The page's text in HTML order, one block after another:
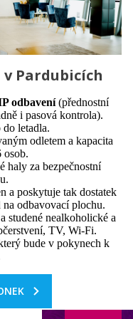
Pardubicích
odbavení(přednostní
i pasová kontrola).
do letadla.
odletem a kapacita
osob.
haly za bezpečnostní
a poskytuje tak dostatek
odbavovací plochu.
studené nealkoholické a
TV, Wi-Fi.
bude v pokynech k